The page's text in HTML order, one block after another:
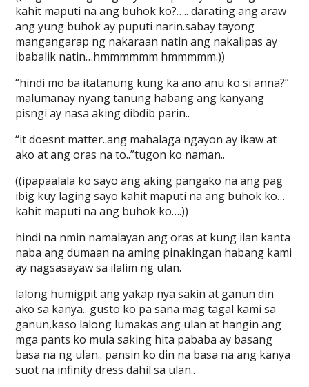
kahit maputi na ang buhok ko?….. darating ang araw
ang yung buhok ay puputi narin.sabay tayong
mangangarap ng nakaraan natin ang nakalipas ay
ibabalik natin…hmmmmmm hmmmmm.))
“hindi mo ba itatanung kung ka ano anu ko si anna?”
malumanay nyang tanung habang ang kanyang
pisngi ay nasa aking dibdib parin..
“it doesnt matter..ang mahalaga ngayon ay ikaw at
ako at ang oras na to..”tugon ko naman..
((ipapaalala ko sayo ang aking pangako na ang pag
ibig kuy laging sayo kahit maputi na ang buhok ko…
kahit maputi na ang buhok ko….))
hindi na nmin namalayan ang oras at kung ilan kanta
naba ang dumaan na aming pinakingan habang kami
ay nagsasayaw sa ilalim ng ulan.
lalong humigpit ang yakap nya sakin at ganun din
ako sa kanya.. gusto ko pa sana mag tagal kami sa
ganun,kaso lalong lumakas ang ulan at hangin ang
mga pants ko mula saking hita pababa ay basang
basa na ng ulan.. pansin ko din na basa na ang kanya
suot na infinity dress dahil sa ulan..